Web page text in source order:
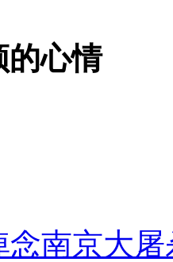
上班
合力深夜将其击毙
的心情
念南京大